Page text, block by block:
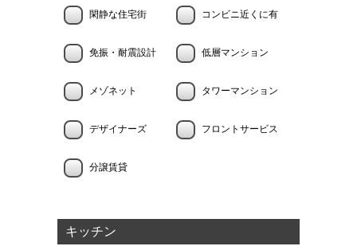
閑静な住宅街 コンビニ近くに有
免振・耐震設計 低層マンション
メゾネット タワーマンション
デザイナーズ フロントサービス
分譲賃貸
キッチン